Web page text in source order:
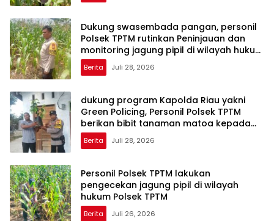
Dukung swasembada pangan, personil
Polsek TPTM rutinkan Peninjauan dan
monitoring jagung pipil di wilayah hukum
Polsek TPTM
Berita Juli 28, 2026
dukung program Kapolda Riau yakni
Green Policing, Personil Polsek TPTM
berikan bibit tanaman matoa kepada
masyarakat
Berita Juli 28, 2026
Personil Polsek TPTM lakukan
pengecekan jagung pipil di wilayah
hukum Polsek TPTM
Berita Juli 26, 2026